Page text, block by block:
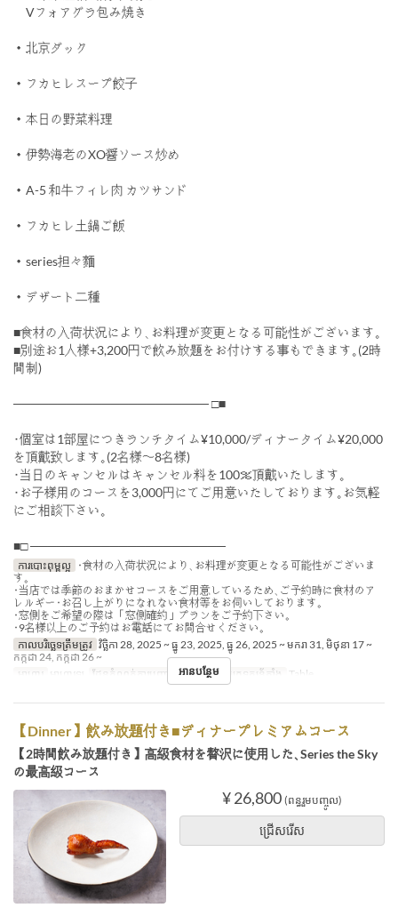
Vフォアグラ包み焼き
・北京ダック
・フカヒレスープ餃子
・本日の野菜料理
・伊勢海老のXO醤ソース炒め
・A-5 和牛フィレ肉 カツサンド
・フカヒレ土鍋ご飯
・series担々麵
・デザート二種
■食材の入荷状況により､お料理が変更となる可能性がございます｡
■別途お1人様+3,200円で飲み放題をお付けする事もできます｡(2時
間制)
────────────────────── □■
･個室は1部屋につきランチタイム¥10,000/ディナータイム¥20,000
を頂戴致します｡(2名様〜8名様)
･当日のキャンセルはキャンセル料を100％頂戴いたします｡
･お子様用のコースを3,000円にてご用意いたしております｡お気軽
にご相談下さい｡
■□ ──────────────────────
ការបោះពុម្ពល្អ
･食材の入荷状況により､お料理が変更となる可能性がございま
す｡
･当店では季節のおまかせコースをご用意しているため､ご予約時に食材のア
レルギー･お召し上がりになれない食材等をお伺いしております｡
･窓側をご希望の際は「窓側確約」プランをご予約下さい｡
･9名様以上のご予約はお電話にてお問合せください｡
កាលបរិច្ឆេទត្រឹមត្រូវ វិច្ឆិកា 28, 2025 ~ ធ្នូ 23, 2025, ធ្នូ 26, 2025 ~ មករា 31, មិថុនា 17 ~
កក្កដា 24, កក្កដា 26 ~
អាហារ
អាហារឡ ដែនកំណត់ការបញ្ជាទិញ 2 ~ 8 ប្រភេទកន្រ្ត័តាំង Table
អានបន្ថែម
【Dinner】飲み放題付き■ディナープレミアムコース
【2時間飲み放題付き】高級食材を贅沢に使用した､Series the Sky
の最高級コース
¥ 26,800 (ពន្ធរួមបញ្ចូល)
ជ្រើសរើស